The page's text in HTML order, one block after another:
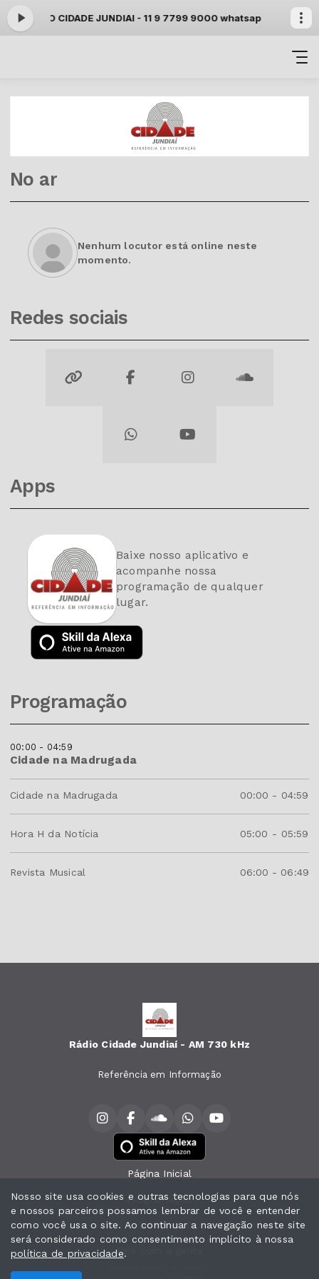
RADIO CIDADE JUNDIAI - 11 9 7799 9000 whatsappCidade na
No ar
Nenhum locutor está online neste
momento.
Redes sociais
Apps
Baixe nosso aplicativo e
acompanhe nossa
programação de qualquer
lugar.
Programação
00:00 - 04:59
Cidade na Madrugada
Cidade na Madrugada 00:00 - 04:59
Hora H da Notícia 05:00 - 05:59
Revista Musical 06:00 - 06:49
Rádio Cidade Jundiaí - AM 730 kHz
Referência em Informação
Página Inicial
Programação
Notícias
Fale com a gente
Nosso site usa cookies e outras tecnologias para que nós
e nossos parceiros possamos lembrar de você e entender
como você usa o site. Ao continuar a navegação neste site
será considerado como consentimento implícito à nossa
política de privacidade.